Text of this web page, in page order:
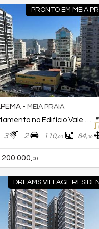
PRONTO EM MEIA
- MEIA PRAIA
3 2 110,00 84,00
00
DREAMS VILLAGE